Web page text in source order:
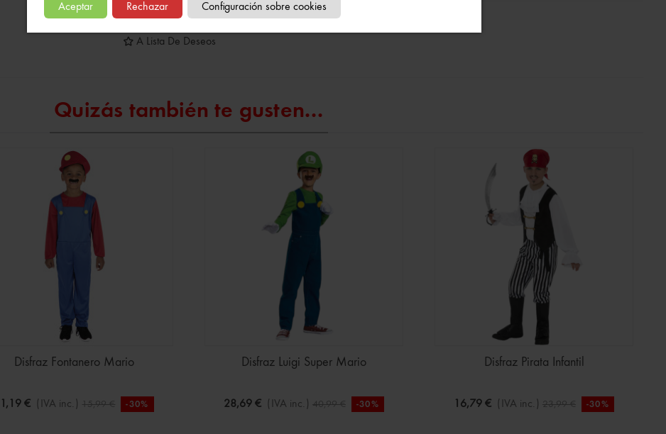
Aceptar Rechazar Configuración sobre cookies
Referencia: 640767
A Lista De Deseos
Quizás también te gusten...
Disfraz Fontanero Mario
11,19 € (IVA inc.) 15,99 € -30%
Disfraz Luigi Super Mario
28,69 € (IVA inc.) 40,99 € -30%
Disfraz Pirata Infantil
16,79 € (IVA inc.) 23,99 € -30%